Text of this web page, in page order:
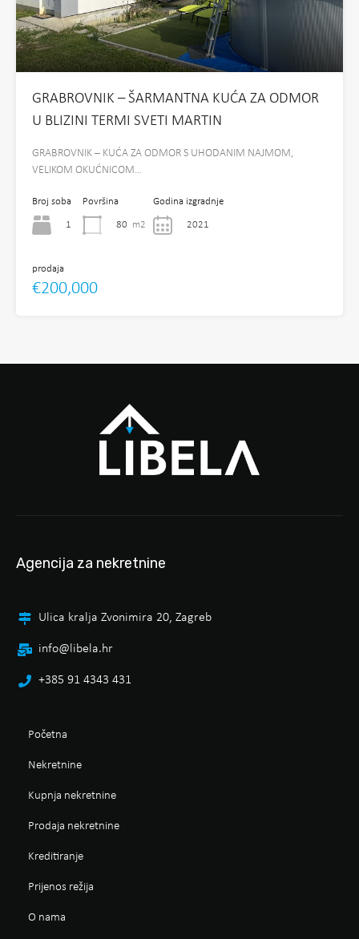
GRABROVNIK – ŠARMANTNA KUĆA ZA ODMOR
U BLIZINI TERMI SVETI MARTIN
GRABROVNIK – KUĆA ZA ODMOR S UHODANIM NAJMOM,
VELIKOM OKUĆNICOM…
Broj soba
1
Površina
80 m2
Godina izgradnje
2021
prodaja
€200,000
Agencija za nekretnine
Ulica kralja Zvonimira 20, Zagreb
info@libela.hr
+385 91 4343 431
Početna
Nekretnine
Kupnja nekretnine
Prodaja nekretnine
Kreditiranje
Prijenos režija
O nama